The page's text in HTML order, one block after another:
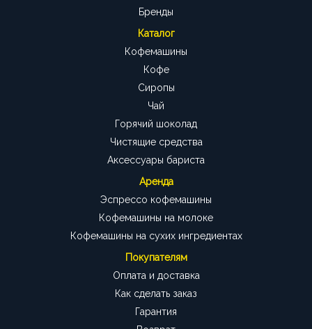
Бренды
Каталог
Кофемашины
Кофе
Сиропы
Чай
Горячий шоколад
Чистящие средства
Аксессуары бариста
Аренда
Эспрессо кофемашины
Кофемашины на молоке
Кофемашины на сухих ингредиентах
Покупателям
Оплата и доставка
Как сделать заказ
Гарантия